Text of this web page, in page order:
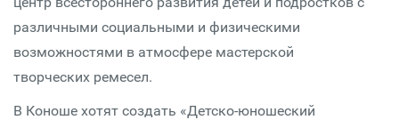
различными социальными и физическими
возможностями в атмосфере мастерской
творческих ремесел.
В Коноше хотят создать «Детско-юношеский